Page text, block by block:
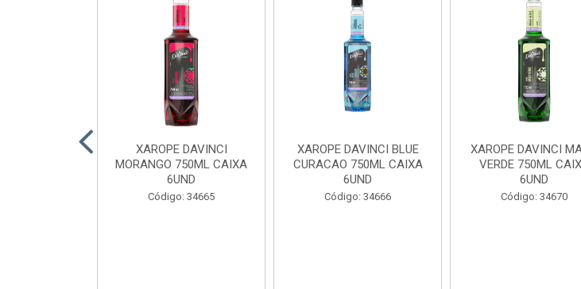
XAROPE DAVINCI
MORANGO 750ML CAIXA
6UND
Código: 34665
XAROPE DAVINCI BLUE
CURACAO 750ML CAIXA
6UND
Código: 34666
XAROPE DAVINCI
VERDE 750ML
6UND
Código: 34670